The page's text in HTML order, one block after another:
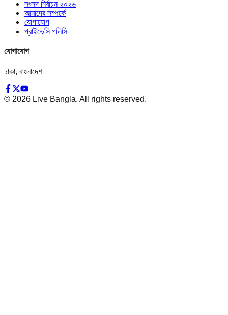
সংসদ নির্বাচন ২০২৬
আমাদের সম্পর্কে
যোগাযোগ
প্রাইভেসি পলিসি
যোগাযোগ
ঢাকা, বাংলাদেশ
© 2026 Live Bangla. All rights reserved.